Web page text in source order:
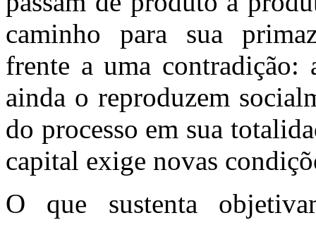
caminho para sua
frente a uma contradição:
ainda o reproduzem
do processo em sua
capital exige novas
O que sustenta